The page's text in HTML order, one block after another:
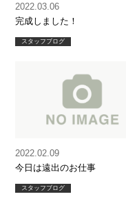
完成しました！
2022.03.06
スタッフブログ
今日は遠出のお仕事
2022.02.09
スタッフブログ